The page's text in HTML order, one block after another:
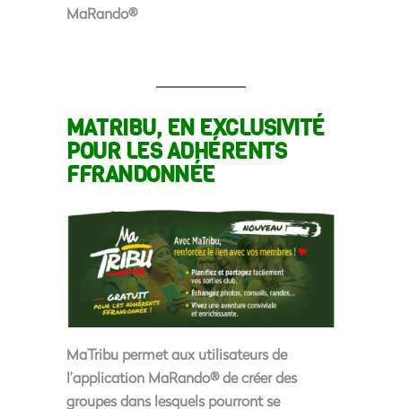
MaRando®
MATRIBU, EN EXCLUSIVITÉ
POUR LES ADHÉRENTS
FFRANDONNÉE
MaTribu permet aux utilisateurs de
l’application MaRando® de créer des
groupes dans lesquels pourront se